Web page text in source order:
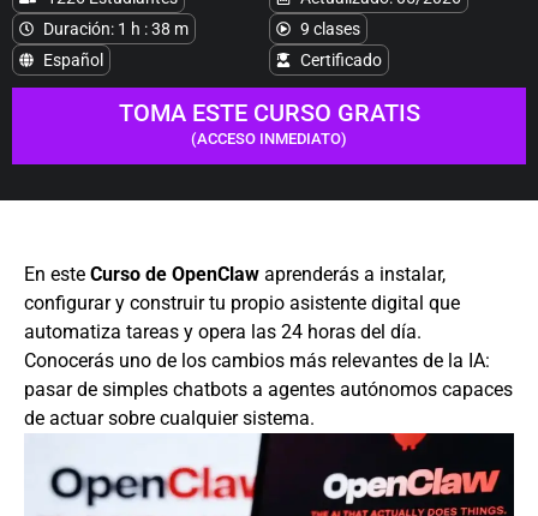
Duración: 1 h : 38 m
9 clases
Español
Certificado
TOMA ESTE CURSO GRATIS
(ACCESO INMEDIATO)
En este Curso de OpenClaw aprenderás a instalar,
configurar y construir tu propio asistente digital que
automatiza tareas y opera las 24 horas del día.
Conocerás uno de los cambios más relevantes de la IA:
pasar de simples chatbots a agentes autónomos capaces
de actuar sobre cualquier sistema.